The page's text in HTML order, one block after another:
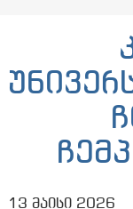
13 მაისი 2026